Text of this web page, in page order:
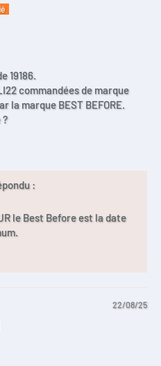
19186.
commandées de marque
la marque BEST BEFORE.
?
:
le Best Before est la date
22/08/25